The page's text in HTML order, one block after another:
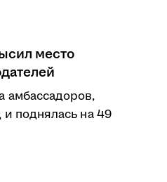
место
амбассадоров,
и поднялась на 49